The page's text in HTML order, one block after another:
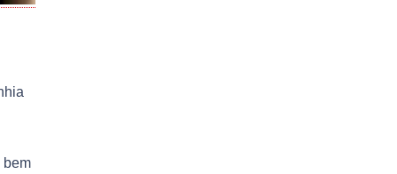
bem